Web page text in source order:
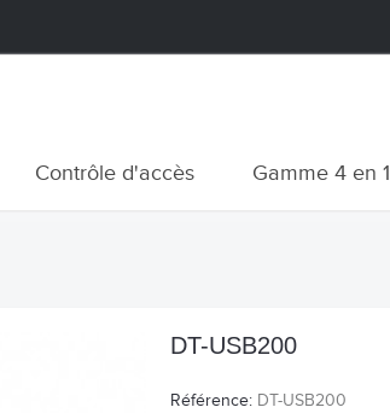
Contrôle d'accès Gamme 4 en 1
DT-USB200
Référence: DT-USB200